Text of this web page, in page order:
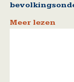
Meer lezen